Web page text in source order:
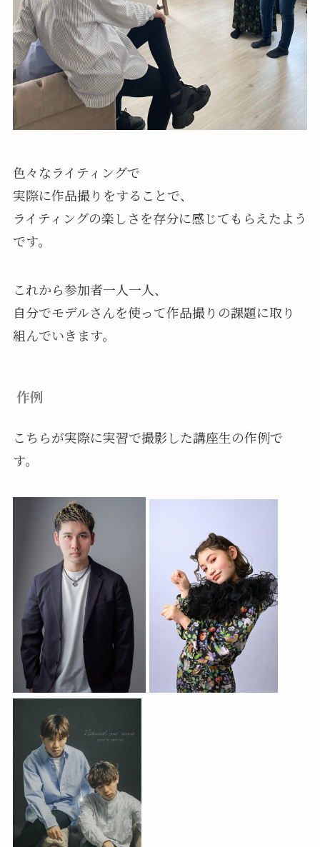
色々なライティングで
実際に作品撮りをすることで、
ライティングの楽しさを存分に感じてもらえたよう
です。
これから参加者一人一人、
自分でモデルさんを使って作品撮りの課題に取り
組んでいきます。
作例
こちらが実際に実習で撮影した講座生の作例で
す。